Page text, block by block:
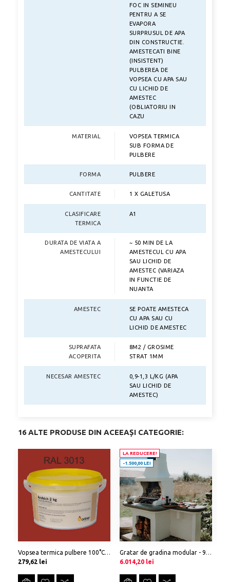
FOC IN SEMINEU
PENTRU A SE
EVAPORA
SURPRUSUL DE APA
DIN CONSTRUCTIE.
AMESTECATI BINE
(INSISTENT)
PULBEREA DE
VOPSEA CU APA SAU
CU LICHID DE
AMESTEC
(OBLIATORIU IN
CAZU
MATERIAL
VOPSEA TERMICA
SUB FORMA DE
PULBERE
FORMA PULBERE
CANTITATE 1 X GALETUSA
CLASIFICARE
TERMICA
A1
DURATA DE VIATA A
AMESTECULUI
~ 50 MIN DE LA
AMESTECUL CU APA
SAU LICHID DE
AMESTEC (VARIAZA
IN FUNCTIE DE
NUANTA
AMESTEC
SE POATE AMESTECA
CU APA SAU CU
LICHID DE AMESTEC
SUPRAFATA
ACOPERITA
8M2 / GROSIME
STRAT 1MM
NECESAR AMESTEC
0,9-1,3 L/KG (APA
SAU LICHID DE
AMESTEC)
16 ALTE PRODUSE DIN ACEEAȘI CATEGORIE:
Vopsea termica pulbere 100°C - RAL3013 - Ortner
Preț
279,62 lei
LA REDUCERE!
-1.500,00 LEI
Gratar de gradina modular - 916
Preț
-1.500,00 lei
Preț
6.014,20 lei